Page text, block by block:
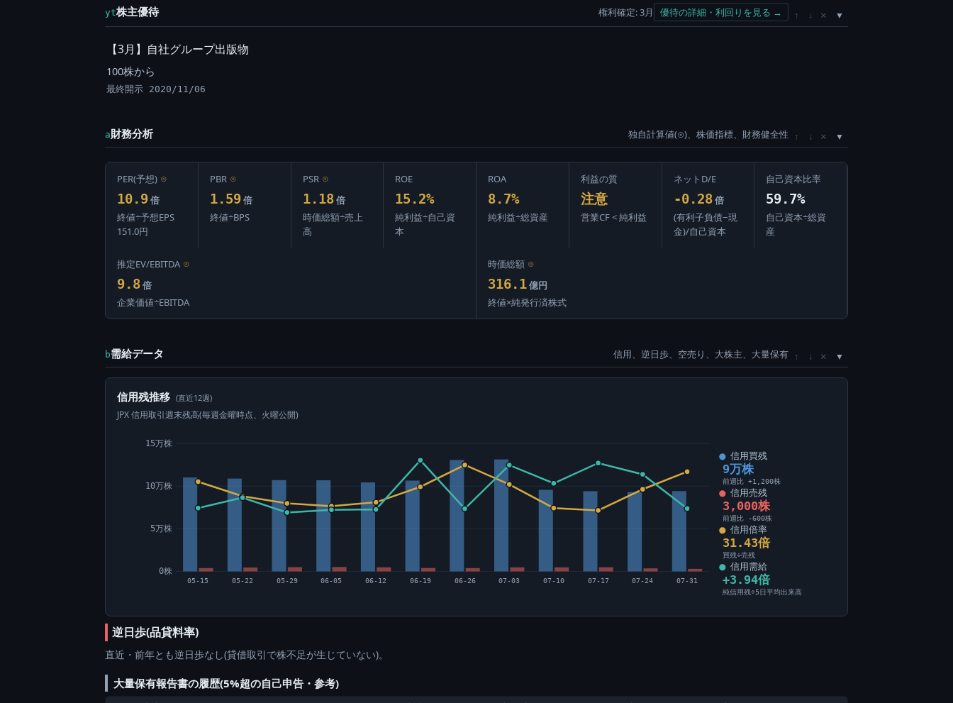
yt株主優待 権利確定: 3月 優待の詳細・利回りを見る → ↑ ↓ ×
【3月】自社グループ出版物
100株から
最終開示 2020/11/06
a財務分析 独自計算値(⊙)、株価指標、財務健全性 ↑ ↓ ×
PER(予想) ⊙
10.9 倍
終値÷予想EPS
151.0円
PBR ⊙
1.59 倍
終値÷BPS
PSR ⊙
1.18 倍
時価総額÷売上
高
ROE
15.2%
純利益÷自己資
本
ROA
8.7%
純利益÷総資産
利益の質
注意
営業CF < 純利益
ネットD/E
-0.28 倍
(有利子負債−現
金)/自己資本
自己資本比率
59.7%
自己資本÷総資
産
推定EV/EBITDA ⊙
9.8 倍
企業価値÷EBITDA
時価総額 ⊙
316.1 億円
終値×純発行済株式
b需給データ 信用、逆日歩、空売り、大株主、大量保有 ↑ ↓ ×
信用残推移 (直近12週)
JPX 信用取引週末残高(毎週金曜時点、火曜公開)
0株
5万株
10万株
15万株
05-15 05-22 05-29 06-05 06-12 06-19 06-26 07-03 07-10 07-17 07-24 07-31
信用買残
9万株
前週比 +1,200株
信用売残
3,000株
前週比 -600株
信用倍率
31.43倍
買残÷売残
信用需給
+3.94倍
純信用残÷5日平均出来高
逆日歩(品貸料率)
直近・前年とも逆日歩なし(貸借取引で株不足が生じていない)。
大量保有報告書の履歴(5%超の自己申告・参考)